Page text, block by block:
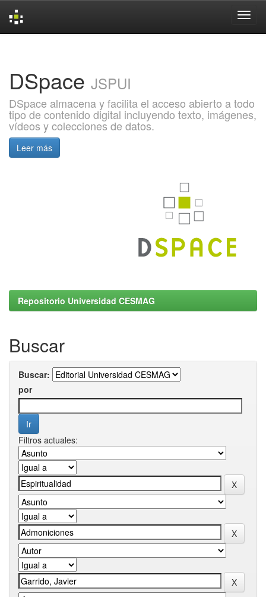
DSpace JSPUI
DSpace almacena y facilita el acceso abierto a todo
tipo de contenido digital incluyendo texto, imágenes,
vídeos y colecciones de datos.
Leer más
Repositorio Universidad CESMAG
Buscar
Buscar:
por
Filtros actuales: